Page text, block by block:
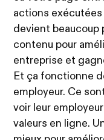
actions exécutées
devient beaucoup
contenu pour
entreprise et
Et ça fonctionne
employeur. Ce
voir leur
valeurs en ligne.